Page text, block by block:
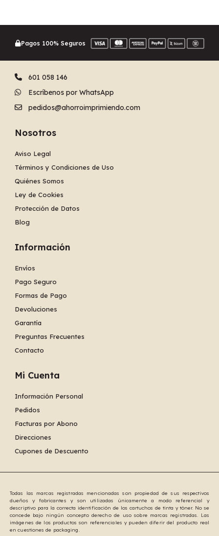
Pagos 100% Seguros
601 058 146
Escríbenos por WhatsApp
pedidos@ahorroimprimiendo.com
Nosotros
Aviso Legal
Términos y Condiciones de Uso
Quiénes Somos
Ley de Cookies
Protección de Datos
Blog
Información
Envíos
Pago Seguro
Formas de Pago
Devoluciones
Garantía
Preguntas Frecuentes
Contacto
Mi Cuenta
Información Personal
Pedidos
Facturas por Abono
Direcciones
Cupones de Descuento
Todas las marcas registradas mencionadas son propiedad de sus respectivos
dueños y fabricantes y son utilizadas únicamente a modo referencial y
descriptivo para la correcta identificación de los cartuchos de tinta y tóner. No se
concede bajo ningún concepto derecho de uso sobre marcas registradas. Las
imágenes de los productos son referenciales y pueden diferir del producto real
en cuestiones de packaging.